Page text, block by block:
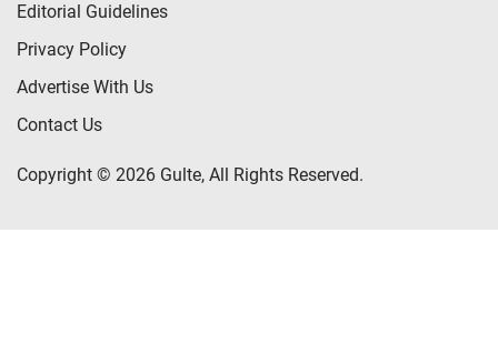
Editorial Guidelines
Privacy Policy
Advertise With Us
Contact Us
Copyright © 2026 Gulte, All Rights Reserved.